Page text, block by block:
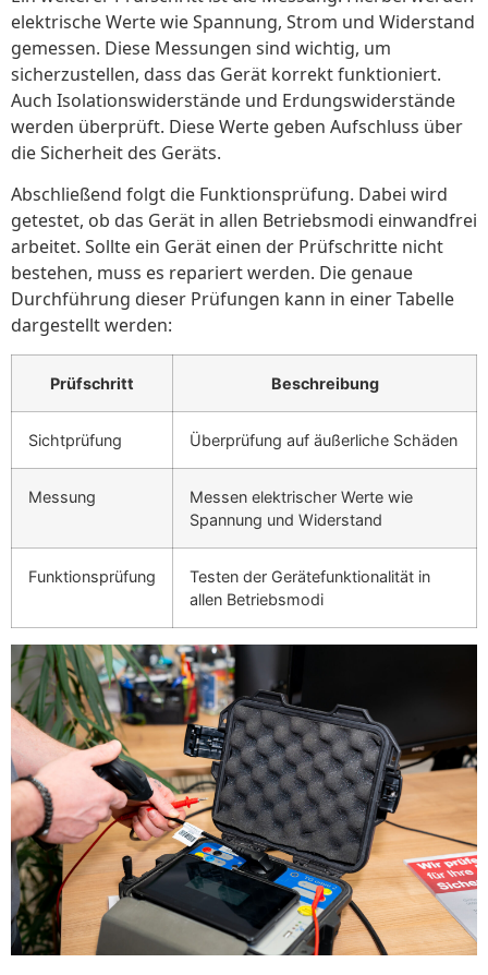
elektrische Werte wie Spannung, Strom und Widerstand
gemessen. Diese Messungen sind wichtig, um
sicherzustellen, dass das Gerät korrekt funktioniert.
Auch Isolationswiderstände und Erdungswiderstände
werden überprüft. Diese Werte geben Aufschluss über
die Sicherheit des Geräts.
Abschließend folgt die Funktionsprüfung. Dabei wird
getestet, ob das Gerät in allen Betriebsmodi einwandfrei
arbeitet. Sollte ein Gerät einen der Prüfschritte nicht
bestehen, muss es repariert werden. Die genaue
Durchführung dieser Prüfungen kann in einer Tabelle
dargestellt werden:
Prüfschritt Beschreibung
Sichtprüfung Überprüfung auf äußerliche Schäden
Messung
Messen elektrischer Werte wie
Spannung und Widerstand
Funktionsprüfung
Testen der Gerätefunktionalität in
allen Betriebsmodi